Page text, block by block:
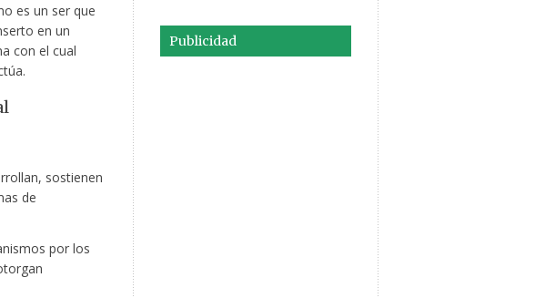
es un ser que
en un
con el cual
sostienen
de
por los
Publicidad